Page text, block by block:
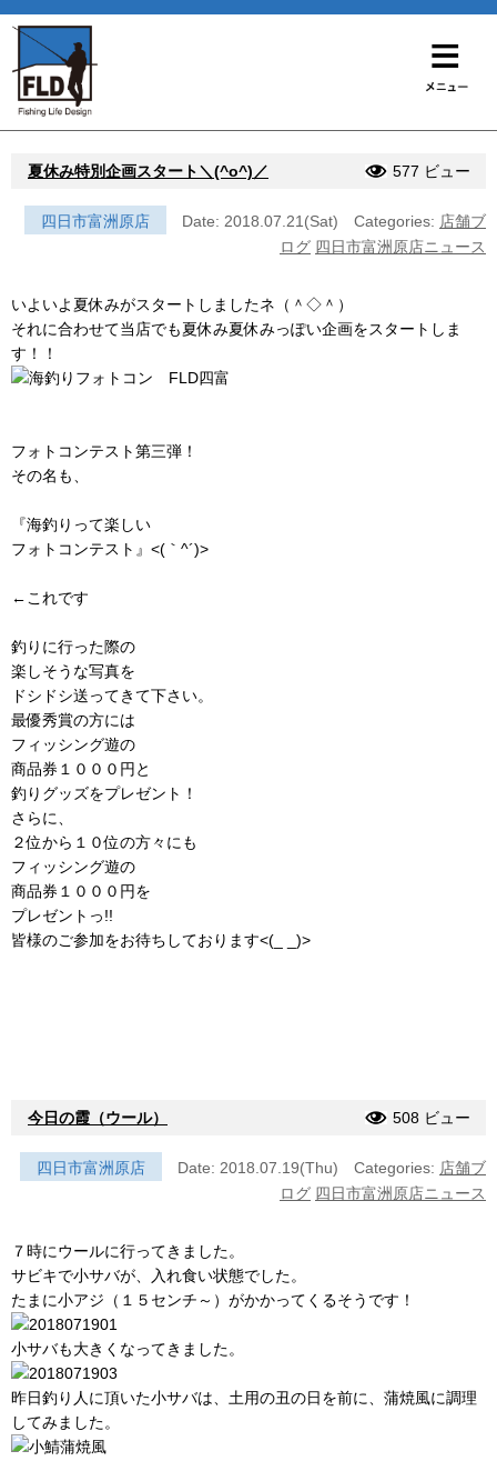
夏休み特別企画スタート＼(^o^)／ 577 ビュー
四日市富洲原店 Date: 2018.07.21(Sat) Categories: 店舗ブ
ログ 四日市富洲原店ニュース
いよいよ夏休みがスタートしましたネ（＾◇＾）
それに合わせて当店でも夏休み夏休みっぽい企画をスタートしま
す！！
フォトコンテスト第三弾！
その名も、
『海釣りって楽しい
フォトコンテスト』<(｀^´)>
←これです
釣りに行った際の
楽しそうな写真を
ドシドシ送ってきて下さい。
最優秀賞の方には
フィッシング遊の
商品券１０００円と
釣りグッズをプレゼント！
さらに、
２位から１０位の方々にも
フィッシング遊の
商品券１０００円を
プレゼントっ!!
皆様のご参加をお待ちしております<(_ _)>
今日の霞（ウール） 508 ビュー
四日市富洲原店 Date: 2018.07.19(Thu) Categories: 店舗ブ
ログ 四日市富洲原店ニュース
７時にウールに行ってきました。
サビキで小サバが、入れ食い状態でした。
たまに小アジ（１５センチ～）がかかってくるそうです！
小サバも大きくなってきました。
昨日釣り人に頂いた小サバは、土用の丑の日を前に、蒲焼風に調理
してみました。